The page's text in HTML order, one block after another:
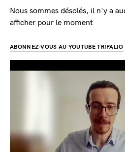
Nous sommes désolés, il n'y a
afficher pour le moment
ABONNEZ-VOUS AU YOUTUBE TRIPALIO